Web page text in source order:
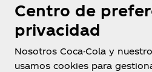
VIII. PUNTOS DE
Centro de
privacidad
Nosotros Coca-Cola y
usamos cookies para